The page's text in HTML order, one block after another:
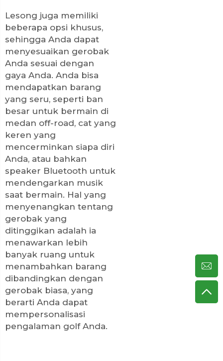
Lesong juga memiliki
beberapa opsi khusus,
sehingga Anda dapat
menyesuaikan gerobak
Anda sesuai dengan
gaya Anda. Anda bisa
mendapatkan barang
yang seru, seperti ban
besar untuk bermain di
medan off-road, cat yang
keren yang
mencerminkan siapa diri
Anda, atau bahkan
speaker Bluetooth untuk
mendengarkan musik
saat bermain. Hal yang
menyenangkan tentang
gerobak yang
ditinggikan adalah ia
menawarkan lebih
banyak ruang untuk
menambahkan barang
dibandingkan dengan
gerobak biasa, yang
berarti Anda dapat
mempersonalisasi
pengalaman golf Anda.